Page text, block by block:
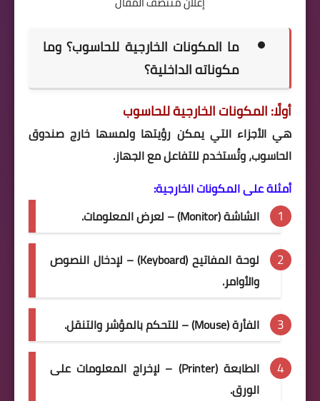
ما المكونات الخارجية للحاسوب؟ وما
مكوناته الداخلية؟
أولًا: المكونات الخارجية للحاسوب
هي الأجزاء التي يمكن رؤيتها ولمسها خارج صندوق
الحاسوب، وتُستخدم للتفاعل مع الجهاز.
أمثلة على المكونات الخارجية:
الشاشة (Monitor) – لعرض المعلومات.
لوحة المفاتيح (Keyboard) – لإدخال النصوص
والأوامر.
الفأرة (Mouse) – للتحكم بالمؤشر والتنقل.
الطابعة (Printer) – لإخراج المعلومات على
الورق.